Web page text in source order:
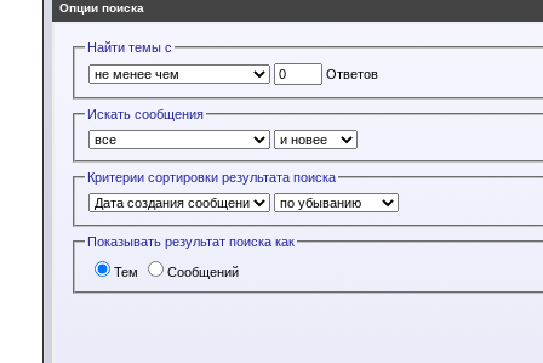
Опции поиска
Найти темы с
Ответов
Искать сообщения
Критерии сортировки результата поиска
Показывать результат поиска как
Тем Сообщений